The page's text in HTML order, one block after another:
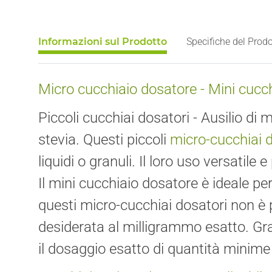
Informazioni sul Prodotto Specifiche del
Micro cucchiaio dosatore - Mini
Piccoli cucchiai dosatori - Ausilio di
stevia. Questi piccoli micro-cucchiai
liquidi o granuli. Il loro uso versatile
Il mini cucchiaio dosatore è ideale
questi micro-cucchiai dosatori non
desiderata al milligrammo esatto.
il dosaggio esatto di quantità